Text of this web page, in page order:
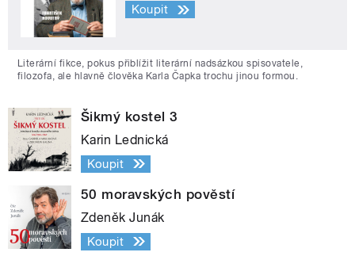
Koupit
Literární fikce, pokus přiblížit literární nadsázkou spisovatele,
filozofa, ale hlavně člověka Karla Čapka trochu jinou formou.
Šikmý kostel 3
Karin Lednická
Koupit
50 moravských pověstí
Zdeněk Junák
Koupit